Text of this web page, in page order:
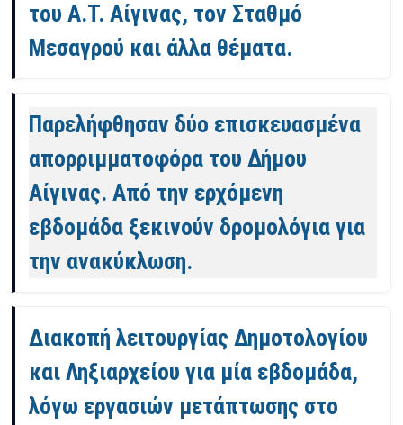
του Α.Τ. Αίγινας, τον Σταθμό
Μεσαγρού και άλλα θέματα.
Παρελήφθησαν δύο επισκευασμένα
απορριμματοφόρα του Δήμου
Αίγινας. Από την ερχόμενη
εβδομάδα ξεκινούν δρομολόγια για
την ανακύκλωση.
Διακοπή λειτουργίας Δημοτολογίου
και Ληξιαρχείου για μία εβδομάδα,
λόγω εργασιών μετάπτωσης στο